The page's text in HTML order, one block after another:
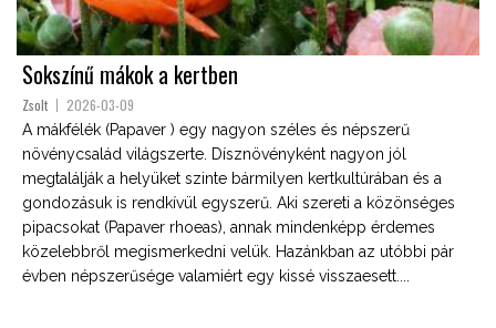
Sokszínű mákok a kertben
Zsolt 2026-03-09
A mákfélék (Papaver ) egy nagyon széles és népszerű
növénycsalád világszerte. Dísznövényként nagyon jól
megtalálják a helyüket szinte bármilyen kertkultúrában és a
gondozásuk is rendkívül egyszerű. Aki szereti a közönséges
pipacsokat (Papaver rhoeas), annak mindenképp érdemes
közelebbről megismerkedni velük. Hazánkban az utóbbi pár
évben népszerűsége valamiért egy kissé visszaesett....